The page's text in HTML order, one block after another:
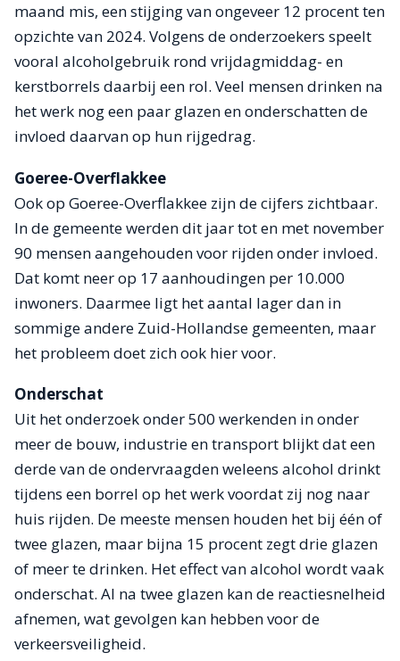
maand mis, een stijging van ongeveer 12 procent ten
opzichte van 2024. Volgens de onderzoekers speelt
vooral alcoholgebruik rond vrijdagmiddag- en
kerstborrels daarbij een rol. Veel mensen drinken na
het werk nog een paar glazen en onderschatten de
invloed daarvan op hun rijgedrag.
Goeree-Overflakkee
Ook op Goeree-Overflakkee zijn de cijfers zichtbaar.
In de gemeente werden dit jaar tot en met november
90 mensen aangehouden voor rijden onder invloed.
Dat komt neer op 17 aanhoudingen per 10.000
inwoners. Daarmee ligt het aantal lager dan in
sommige andere Zuid-Hollandse gemeenten, maar
het probleem doet zich ook hier voor.
Onderschat
Uit het onderzoek onder 500 werkenden in onder
meer de bouw, industrie en transport blijkt dat een
derde van de ondervraagden weleens alcohol drinkt
tijdens een borrel op het werk voordat zij nog naar
huis rijden. De meeste mensen houden het bij één of
twee glazen, maar bijna 15 procent zegt drie glazen
of meer te drinken. Het effect van alcohol wordt vaak
onderschat. Al na twee glazen kan de reactiesnelheid
afnemen, wat gevolgen kan hebben voor de
verkeersveiligheid.